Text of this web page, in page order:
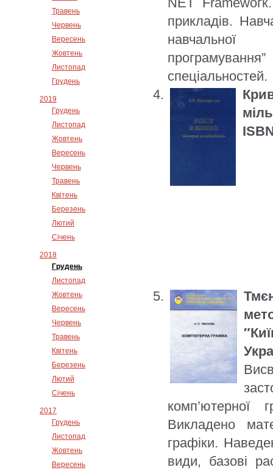
Травень
Червень
Вересень
Жовтень
Листопад
Грудень
2019
Грудень
Листопад
Жовтень
Вересень
Червень
Травень
Квітень
Березень
Лютий
Січень
2018
Грудень
Листопад
Жовтень
Вересень
Червень
Травень
Квітень
Березень
Лютий
Січень
2017
Грудень
Листопад
Жовтень
Вересень
прикладів.
навчальної
спеціальностей.
комп’ютерної
Викладено
графіки.
види, базові